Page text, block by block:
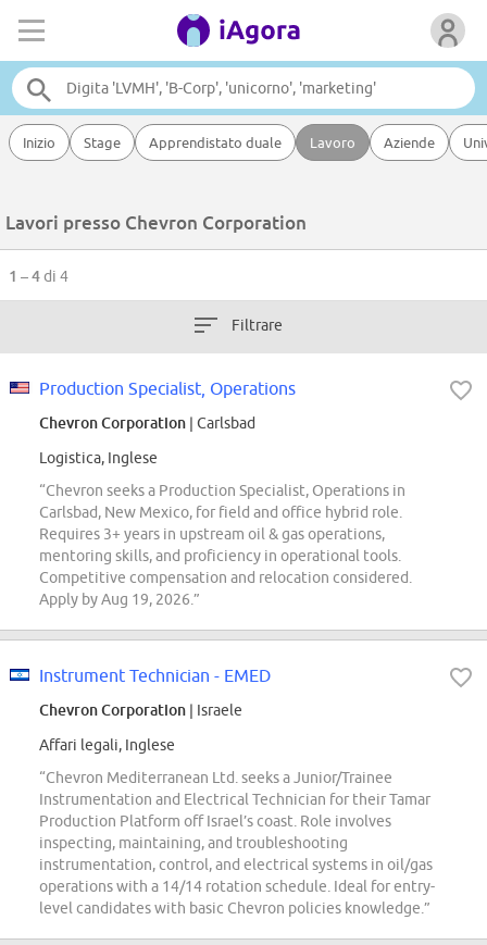
Inizio Stage Apprendistato duale Lavoro Aziende
Lavori presso Chevron Corporation
1 – 4di 4
Filtrare
Production Specialist, Operations
Chevron Corporation | Carlsbad
Logistica, Inglese
“Chevron seeks a Production Specialist, Operations in
Carlsbad, New Mexico, for field and office hybrid role.
Requires 3+ years in upstream oil & gas operations,
mentoring skills, and proficiency in operational tools.
Competitive compensation and relocation considered.
Apply by Aug 19, 2026.”
Instrument Technician - EMED
Chevron Corporation | Israele
Affari legali, Inglese
“Chevron Mediterranean Ltd. seeks a Junior/Trainee
Instrumentation and Electrical Technician for their Tamar
Production Platform off Israel’s coast. Role involves
inspecting, maintaining, and troubleshooting
instrumentation, control, and electrical systems in oil/gas
operations with a 14/14 rotation schedule. Ideal for entry-
level candidates with basic Chevron policies knowledge.”